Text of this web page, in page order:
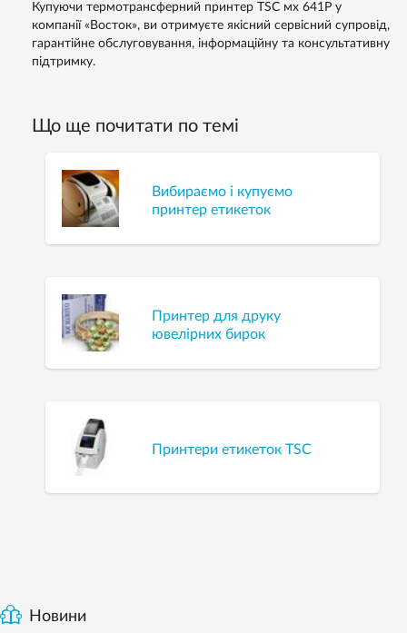
Купуючи термотрансферний принтер TSC мх 641P у
компанії «Восток», ви отримуєте якісний сервісний супровід,
гарантійне обслуговування, інформаційну та консультативну
підтримку.
Що ще почитати по темі
Вибираємо і купуємо
принтер етикеток
Принтер для друку
ювелірних бирок
Принтери етикеток TSC
Новини